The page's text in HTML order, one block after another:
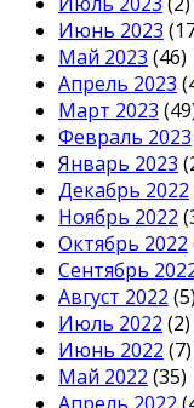
Июнь 2023
Май 2023 (46)
Апрель 2023
Март 2023
Февраль 2023
Январь 2023
Декабрь 2022
Ноябрь 2022
Октябрь 2022
Сентябрь
Август 2022 (5)
Июль 2022 (2)
Июнь 2022 (7)
Май 2022 (35)